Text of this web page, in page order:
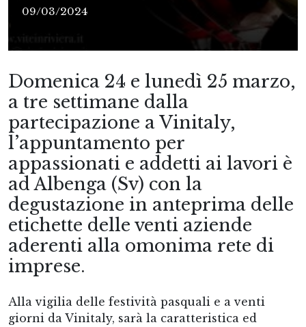
09/03/2024
Domenica 24 e lunedì 25 marzo,
a tre settimane dalla
partecipazione a Vinitaly,
l’appuntamento per
appassionati e addetti ai lavori è
ad Albenga (Sv) con la
degustazione in anteprima delle
etichette delle venti aziende
aderenti alla omonima rete di
imprese.
Alla vigilia delle festività pasquali e a venti
giorni da Vinitaly, sarà la caratteristica ed